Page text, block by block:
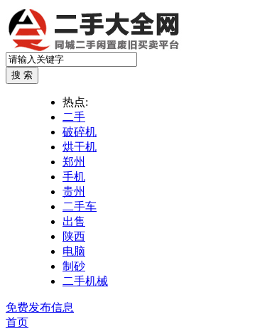
热点:
二手
破碎机
烘干机
郑州
手机
贵州
二手车
出售
陕西
电脑
制砂
二手机械
免费发布信息
首页